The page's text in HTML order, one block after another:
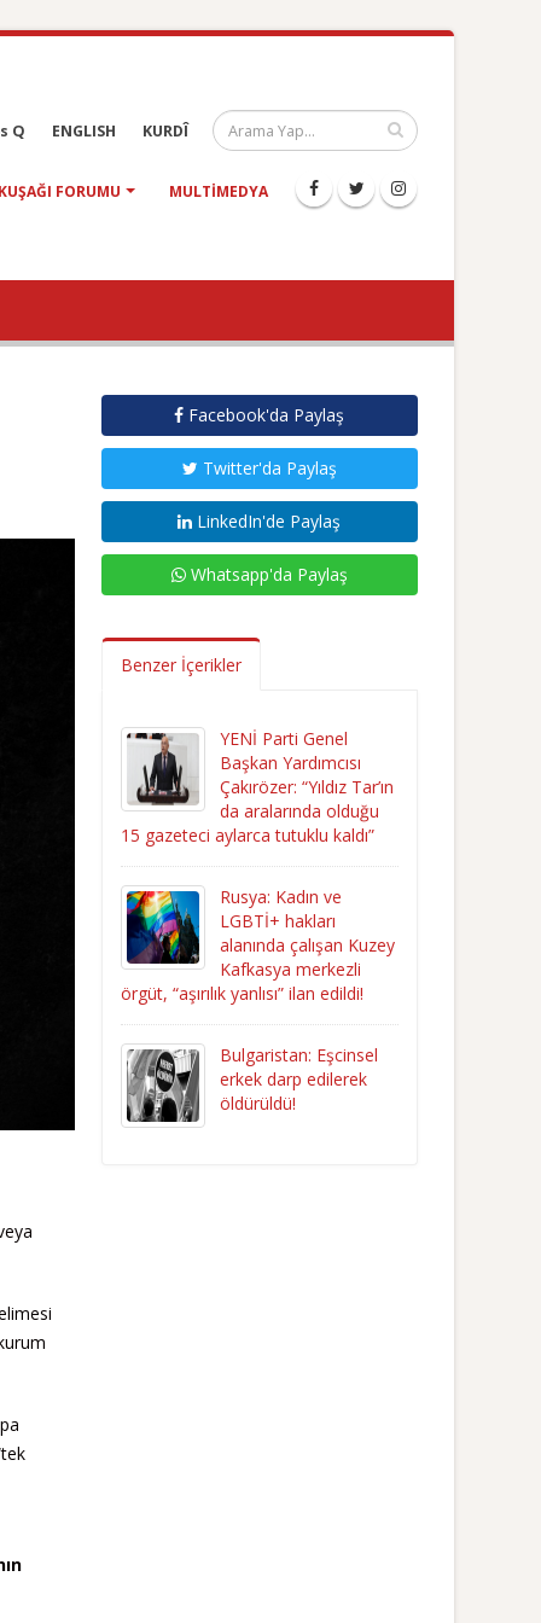
Q ENGLISH KURDÎ
FORUMU MULTIMEDYA
Facebook'da Paylaş
Twitter'da Paylaş
LinkedIn'de Paylaş
Whatsapp'da Paylaş
Benzer İçerikler
YENİ Parti Genel
Başkan Yardımcısı
Çakırözer: “Yıldız Tar’ın
da aralarında olduğu
15 gazeteci aylarca tutuklu kaldı”
Rusya: Kadın ve
LGBTİ+ hakları
alanında çalışan Kuzey
Kafkasya merkezli
örgüt, “aşırılık yanlısı” ilan edildi!
Bulgaristan: Eşcinsel
erkek darp edilerek
öldürüldü!